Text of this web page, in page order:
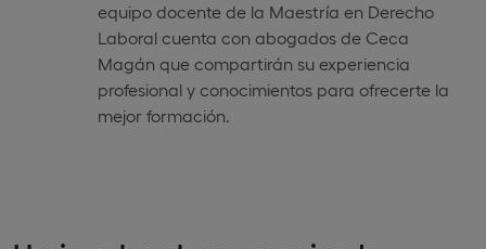
equipo docente de la Maestría en Derecho
Laboral cuenta con abogados de Ceca
Magán que compartirán su experiencia
profesional y conocimientos para ofrecerte la
mejor formación.